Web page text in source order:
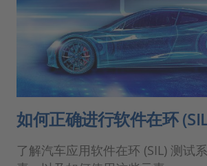
如何正确进行软件在环
了解汽车应用软件在环 (SIL) 测试